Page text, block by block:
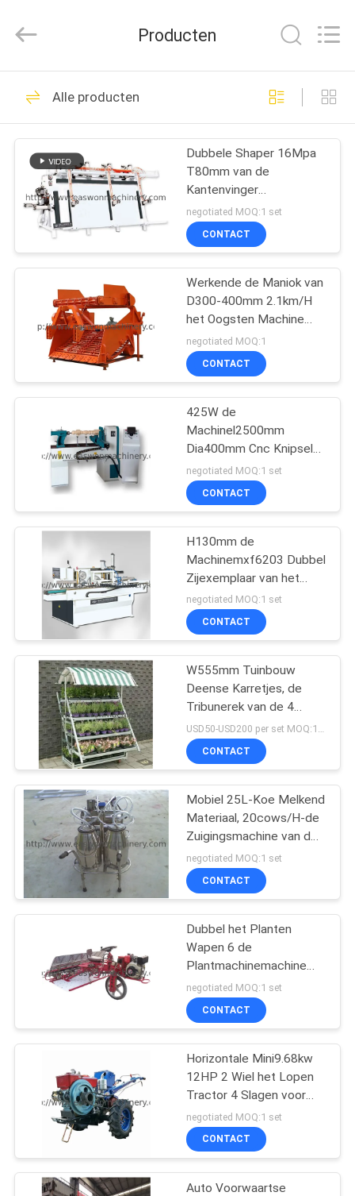
HUIS
PRODUCTEN
ONGEVEER
ONS
FABRIEKSREIS
KWALITEITSCONTROLE
CONTACTEER
ONS
NIEUWS
VERZOEK
OM EEN
CITAAT
SITEMAP
PRIVACY
POLICY
Export
All
Reserved.
De Machine van de
houtbewerkingsLintzaag
48
De Machine van
29
Houtbewerkingsrand
het Verbinden
Machine
De Machine van het
houtbewerkingsmalen
Houtbewerkings Een
tapgat makende in
Machine
13
De Machine van de
Producten
Alle producten
Dubbele Shaper 16Mpa
T80mm van de
Kantenvinger
Gezamenlijke de
Persmachine van het
Deurkader
negotiated MOQ:1 set
CONTACT
Werkende de Maniok van
D300-400mm 2.1km/H
het Oogsten Machine
Tweelingrij
negotiated MOQ:1
CONTACT
425W de
Machinel2500mm
Dia400mm Cnc Knipsel
van de
houtbewerkingsdraaibank
negotiated MOQ:1 set
CONTACT
H130mm de
Machinemxf6203 Dubbel
Zijexemplaar van het
Houtbewerkingsmalen
negotiated MOQ:1 set
CONTACT
W555mm Tuinbouw
Deense Karretjes, de
Tribunerek van de 4
Posteninstallatie
USD50-USD200 per set MOQ:100 sets
CONTACT
Mobiel 25L-Koe Melkend
Materiaal, 20cows/H-de
Zuigingsmachine van de
Koemelk
negotiated MOQ:1 set
CONTACT
Dubbel het Planten
Wapen 6 de
Plantmachinemachine
300mm van de Rijrijst
Rijruimte
negotiated MOQ:1 set
CONTACT
Horizontale Mini9.68kw
12HP 2 Wiel het Lopen
Tractor 4 Slagen voor
Tuin
negotiated MOQ:1 set
CONTACT
Auto Voorwaartse